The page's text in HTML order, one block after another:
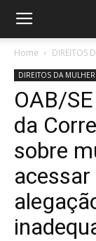
Home DIREITOS
DIREITOS DA MULHER
OAB/
da
sobre